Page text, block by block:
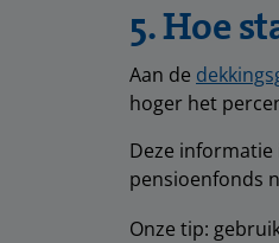
5. Hoe
Aan de
hoger het
Deze
pensioenfonds
Onze tip: